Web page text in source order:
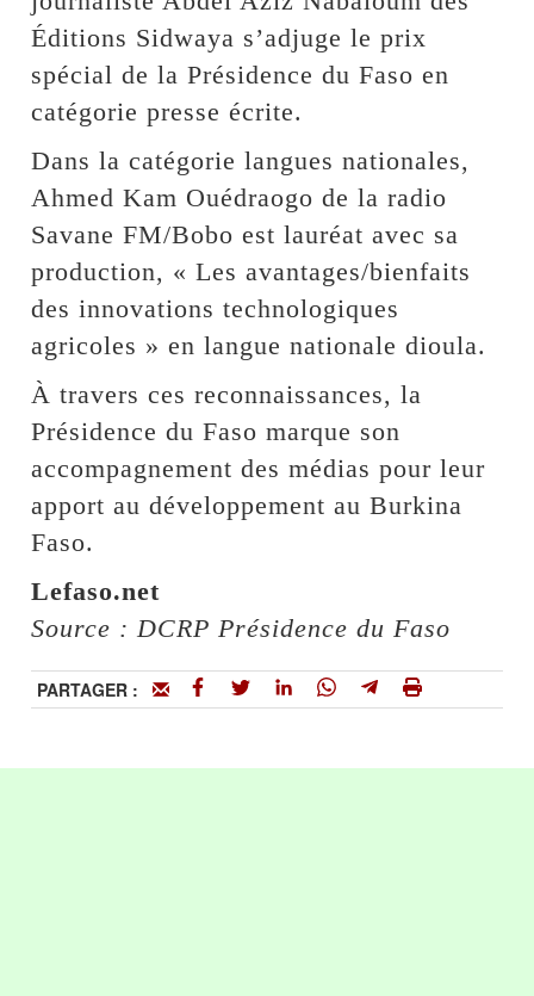
Éditions Sidwaya s’adjuge le prix
spécial de la Présidence du Faso en
catégorie presse écrite.
Dans la catégorie langues nationales,
Ahmed Kam Ouédraogo de la radio
Savane FM/Bobo est lauréat avec sa
production, « Les avantages/bienfaits
des innovations technologiques
agricoles » en langue nationale dioula.
À travers ces reconnaissances, la
Présidence du Faso marque son
accompagnement des médias pour leur
apport au développement au Burkina
Faso.
Lefaso.net
Source : DCRP Présidence du Faso
PARTAGER :